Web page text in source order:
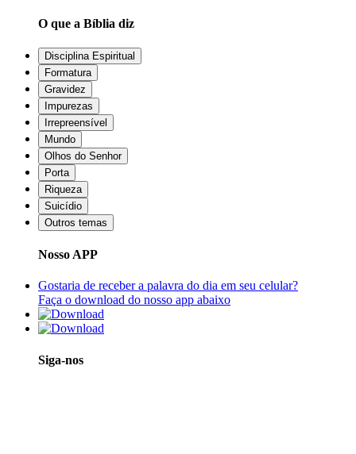
O que a Bíblia diz
Disciplina Espiritual
Formatura
Gravidez
Impurezas
Irrepreensível
Mundo
Olhos do Senhor
Porta
Riqueza
Suicídio
Outros temas
Nosso APP
Gostaria de receber a palavra do dia em seu celular?
Faça o download do nosso app abaixo
Siga-nos